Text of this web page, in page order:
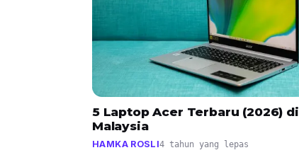
5 Laptop Acer Terbaru (2026) di
Malaysia
HAMKA ROSLI4 tahun yang lepas